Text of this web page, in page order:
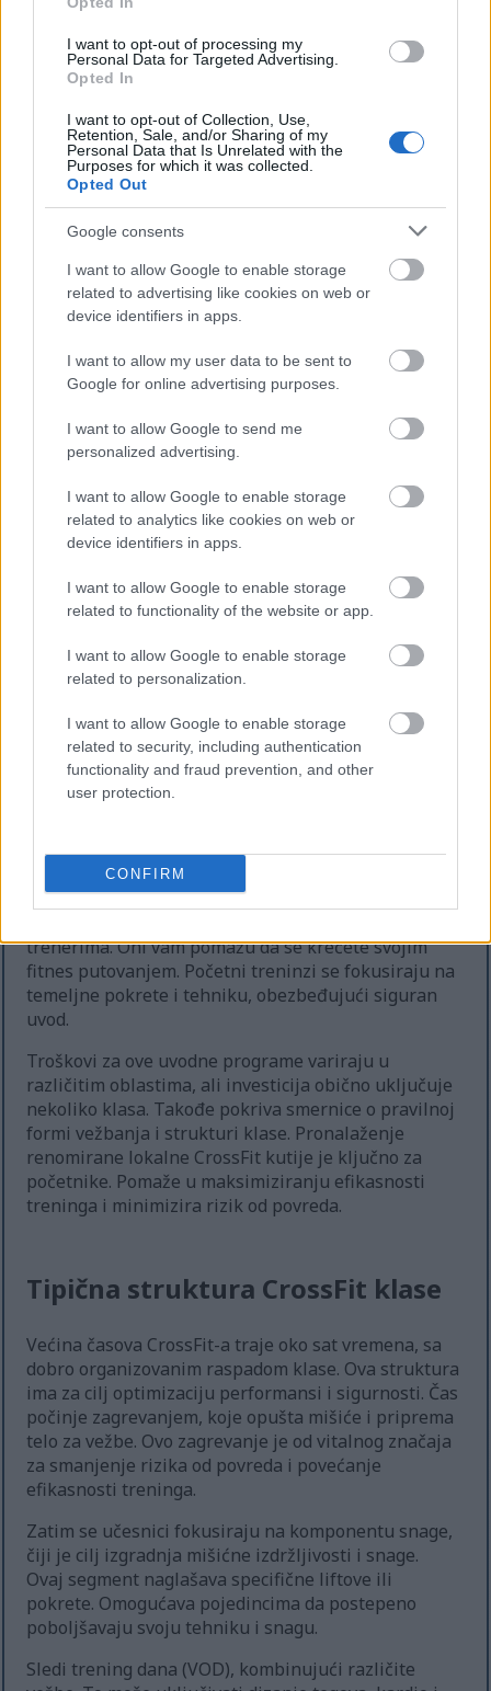
I want to opt-out of processing my
Personal Data for Targeted Advertising.
Opted In
I want to opt-out of Collection, Use,
Retention, Sale, and/or Sharing of my
Personal Data that Is Unrelated with the
Purposes for which it was collected.
Opted Out
Google consents
I want to allow Google to enable storage
related to advertising like cookies on web or
device identifiers in apps.
I want to allow my user data to be sent to
Google for online advertising purposes.
I want to allow Google to send me
personalized advertising.
I want to allow Google to enable storage
related to analytics like cookies on web or
device identifiers in apps.
I want to allow Google to enable storage
related to functionality of the website or app.
I want to allow Google to enable storage
related to personalization.
I want to allow Google to enable storage
related to security, including authentication
functionality and fraud prevention, and other
user protection.
CONFIRM
Na kraju, CrossFit ilustruje obuku za sve uzraste.
napredovati, bez obzira na njihovu početnu tačku.
Bezbednost i rizici od povreda
CrossFit, poznat po funkcionalnom treningu visokog
Ipak, ova zahtevna priroda može dovesti do
određenih rizika od povreda. Nedavne studije
pokazuju ukupnu stopu povreda od 19.4 povreda po
1,000 sati treninga. Uobičajene povrede uključuju
donjem delu leđa i povrede kolena.
povreda, a oni koji imaju manje od šest meseci
CrossFit iskustva su najugroženiji. Ovo naglašava
povreda. Pravilna tehnika i postepeno napredovanje
u obuci su ključni za poboljšanje bezbednosti i
smanjenje rizika.
Obuka pod vođstvom kvalifikovanih trenera može
značajno ojačati bezbednost. Treneri osiguravaju da
učesnici održavaju ispravnu formu i vježbe skale
kako bi odgovarali individualnim potrebama. Ovo je
od ključnog značaja za one sa već postojećim
zdravstvenim stanjima ili novim treningom visokog
intenziteta.
Za one koji su novi u CrossFit-u, istraživanje
lokalnih CrossFit kutija je odličan prvi korak. Ove
trenerima. Oni vam pomažu da se krećete svojim
fitnes putovanjem. Početni treninzi se fokusiraju na
temeljne pokrete i tehniku, obezbeđujući siguran
uvod.
Troškovi za ove uvodne programe variraju u
različitim oblastima, ali investicija obično uključuje
nekoliko klasa. Takođe pokriva smernice o pravilnoj
formi vežbanja i strukturi klase. Pronalaženje
renomirane lokalne CrossFit kutije je ključno za
početnike. Pomaže u maksimiziranju efikasnosti
treninga i minimizira rizik od povreda.
Tipična struktura CrossFit klase
Većina časova CrossFit-a traje oko sat vremena, sa
dobro organizovanim raspadom klase. Ova struktura
ima za cilj optimizaciju performansi i sigurnosti. Čas
počinje zagrevanjem, koje opušta mišiće i priprema
telo za vežbe. Ovo zagrevanje je od vitalnog značaja
za smanjenje rizika od povreda i povećanje
efikasnosti treninga.
Zatim se učesnici fokusiraju na komponentu snage,
čiji je cilj izgradnja mišićne izdržljivosti i snage.
Ovaj segment naglašava specifične liftove ili
pokrete. Omogućava pojedincima da postepeno
poboljšavaju svoju tehniku i snagu.
Sledi trening dana (VOD), kombinujući različite